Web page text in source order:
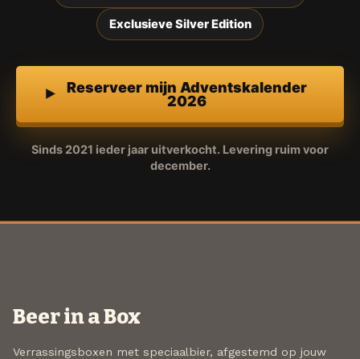
Exclusieve Silver Edition
Reserveer mijn Adventskalender
2026
Sinds 2021 ieder jaar uitverkocht. Levering ruim voor
december.
Beer in a Box
Verrassingsboxen met speciaalbier, afgestemd op jouw